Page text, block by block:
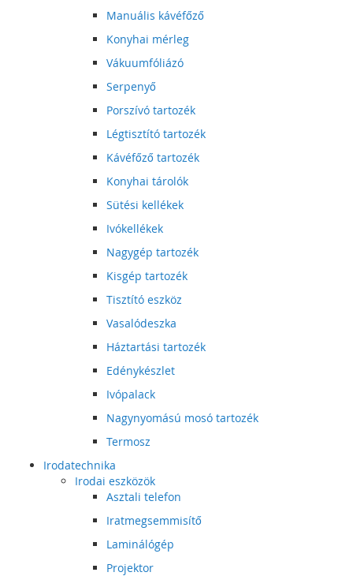
Manuális kávéfőző
Konyhai mérleg
Vákuumfóliázó
Serpenyő
Porszívó tartozék
Légtisztító tartozék
Kávéfőző tartozék
Konyhai tárolók
Sütési kellékek
Ivókellékek
Nagygép tartozék
Kisgép tartozék
Tisztító eszköz
Vasalódeszka
Háztartási tartozék
Edénykészlet
Ivópalack
Nagynyomású mosó tartozék
Termosz
Irodatechnika
Irodai eszközök
Asztali telefon
Iratmegsemmisítő
Laminálógép
Projektor